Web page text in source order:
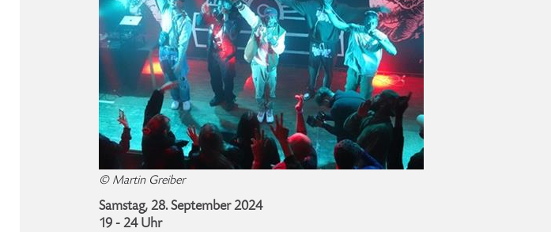
© Martin Greiber
Samstag, 28. September 2024
19 - 24 Uhr